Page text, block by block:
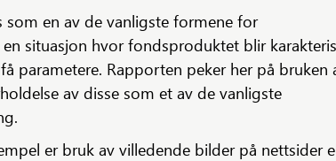
som en av de vanligste formene for
situasjon hvor fondsproduktet blir
parametere. Rapporten peker her på bruken
av disse som et av de vanligste
er bruk av villedende bilder på nettsider